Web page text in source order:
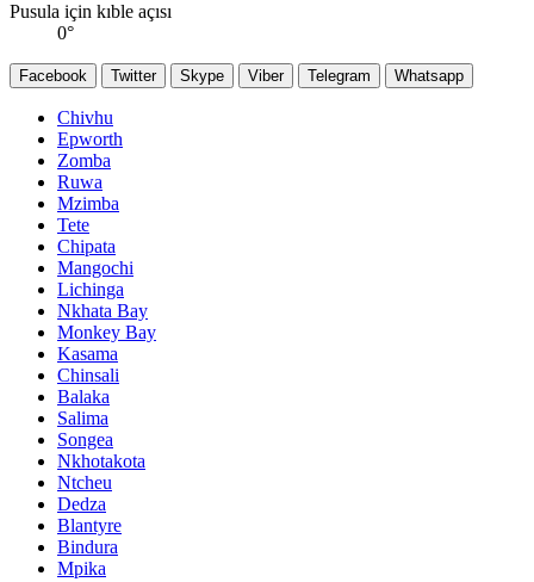
Pusula için kıble açısı
0°
Facebook Twitter Skype Viber Telegram Whatsapp
Chivhu
Epworth
Zomba
Ruwa
Mzimba
Tete
Chipata
Mangochi
Lichinga
Nkhata Bay
Monkey Bay
Kasama
Chinsali
Balaka
Salima
Songea
Nkhotakota
Ntcheu
Dedza
Blantyre
Bindura
Mpika